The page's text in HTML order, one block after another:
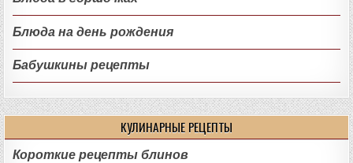
Блюда на день рождения
Бабушкины рецепты
КУЛИНАРНЫЕ РЕЦЕПТЫ
Короткие рецепты блинов